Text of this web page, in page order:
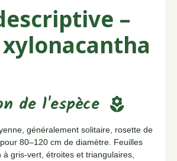
–
de l'espèce local_florist
généralement solitaire, rosette de
80–120 cm de diamètre. Feuilles
à gris-vert, étroites et triangulaires,